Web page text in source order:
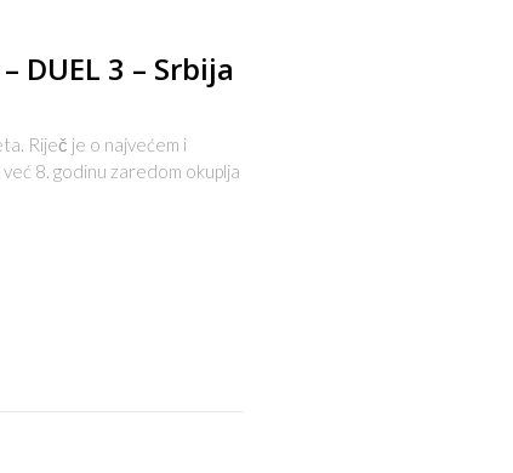
DUEL 3 – Srbija
Riječ je o najvećem i
8. godinu zaredom okuplja